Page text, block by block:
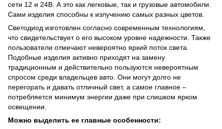
сети 12 и 24В. А это как легковые, так и грузовые автомобили.
Сами изделия способны к излучению самых разных цветов.
Светодиод изготовлен согласно современным технологиям,
что свидетельствует о его высоком уровне надежности. Также
пользователи отмечают невероятно яркий поток света.
Подобные изделия активно приходят на замену
традиционным и действительно пользуются невероятным
спросом среди владельцев авто. Они могут долго не
перегорать и давать отличный свет, а самое главное –
потребляется минимум энергии даже при слишком ярком
освещении.
Можно выделить ее главные особенности: